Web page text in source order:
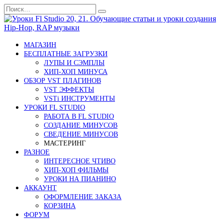
Перейти
к
содержанию
Search
for:
МАГАЗИН
БЕСПЛАТНЫЕ ЗАГРУЗКИ
ЛУПЫ И СЭМПЛЫ
ХИП-ХОП МИНУСА
ОБЗОР VST ПЛАГИНОВ
VST ЭФФЕКТЫ
VSTi ИНСТРУМЕНТЫ
УРОКИ FL STUDIO
РАБОТА В FL STUDIO
СОЗДАНИЕ МИНУСОВ
СВЕДЕНИЕ МИНУСОВ
МАСТЕРИНГ
РАЗНОЕ
ИНТЕРЕСНОЕ ЧТИВО
ХИП-ХОП ФИЛЬМЫ
УРОКИ НА ПИАНИНО
АККАУНТ
ОФОРМЛЕНИЕ ЗАКАЗА
КОРЗИНА
ФОРУМ